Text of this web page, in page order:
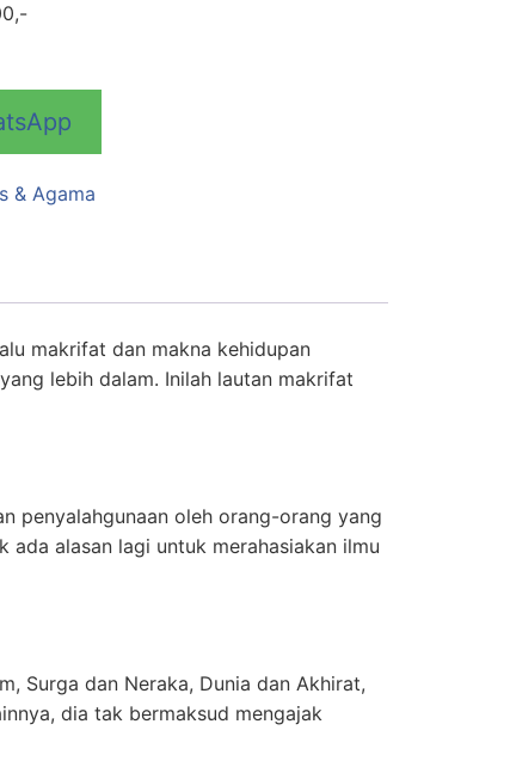
& Agama
makrifat dan makna kehidupan
lebih dalam. Inilah lautan makrifat
penyalahgunaan oleh orang-orang yang
alasan lagi untuk merahasiakan ilmu
Surga dan Neraka, Dunia dan Akhirat,
dia tak bermaksud mengajak